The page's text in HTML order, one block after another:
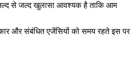
से जल्द खुलासा आवश्यक है ताकि आम
और संबंधित एजेंसियों को समय रहते इस पर